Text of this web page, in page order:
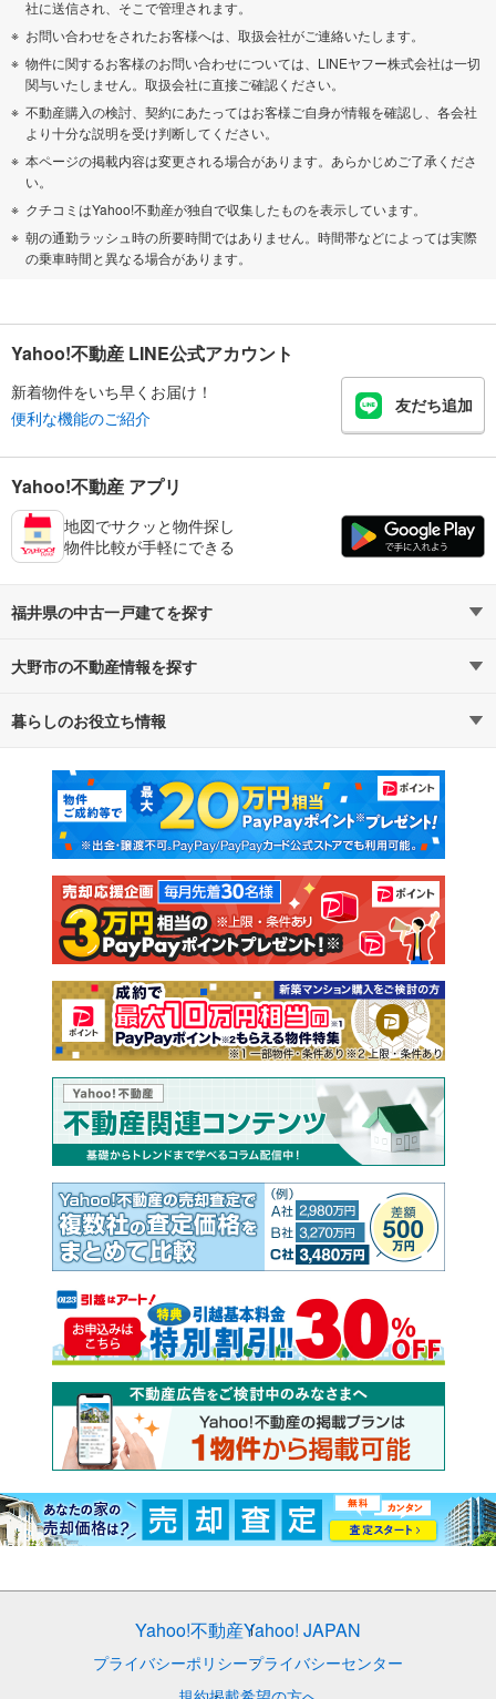
社に送信され、そこで管理されます。
お問い合わせをされたお客様へは、取扱会社がご連絡いたします。
物件に関するお客様のお問い合わせについては、LINEヤフー株式会社は一切
関与いたしません。取扱会社に直接ご確認ください。
不動産購入の検討、契約にあたってはお客様ご自身が情報を確認し、各会社
より十分な説明を受け判断してください。
本ページの掲載内容は変更される場合があります。あらかじめご了承くださ
い。
クチコミはYahoo!不動産が独自で収集したものを表示しています。
朝の通勤ラッシュ時の所要時間ではありません。時間帯などによっては実際
の乗車時間と異なる場合があります。
Yahoo!不動産 LINE公式アカウント
新着物件をいち早くお届け！
便利な機能のご紹介
友だち追加
Yahoo!不動産 アプリ
地図でサクッと物件探し
物件比較が手軽にできる
福井県の中古一戸建てを探す
路線・駅から探す
通勤・通学時間から探す
大野市の不動産情報を探す
不動産・住宅
新築マンション 中古マンション
新築一戸建て 中古一戸建て
注文住宅 土地
売却査定
暮らしのお役立ち情報
マンションカタログ 教えて！住まいの先生
Yahoo!不動産Yahoo! JAPAN
プライバシーポリシープライバシーセンター